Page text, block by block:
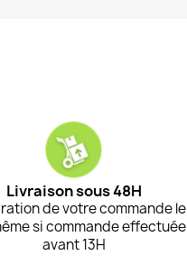
Livraison sous 48H
de votre commande le
si commande effectuée
avant 13H